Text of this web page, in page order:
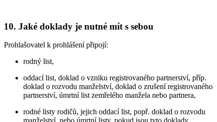
10. Jaké doklady je nutné mít s sebou
Prohlašovatel k prohlášení připojí:
rodný list,
oddací list, doklad o vzniku registrovaného partnerství, příp.
doklad o rozvodu manželství, doklad o zrušení registrovaného
partnerství, úmrtní list zemřelého manžela nebo partnera,
rodné listy rodičů, jejich oddací list, popř. doklad o rozvodu